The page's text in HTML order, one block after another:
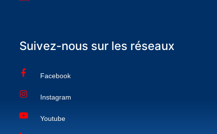
Suivez-nous sur les réseaux
Facebook
Instagram
Youtube